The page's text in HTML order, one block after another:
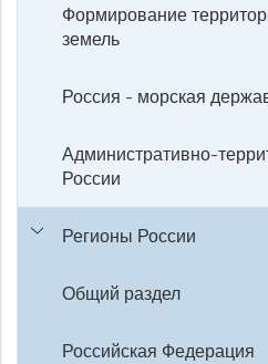
Формирование
земель
Россия - морская
Административно-
России
Регионы России
Общий раздел
Российская Федерация